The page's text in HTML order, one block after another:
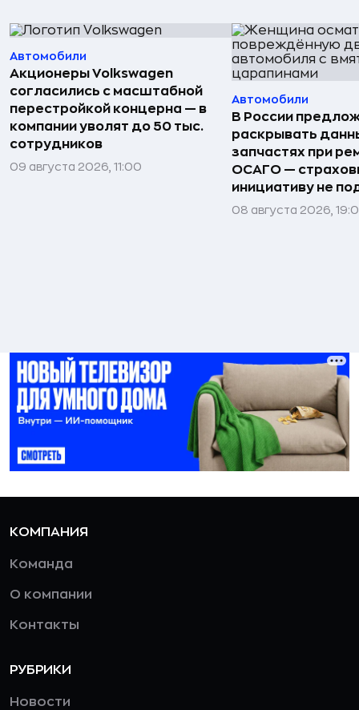
Автомобили
Акционеры Volkswagen
согласились с масштабной
перестройкой концерна — в
компании уволят до 50 тыс.
сотрудников
09 августа 2026, 11:00
Автомобили
В России
раскрывать
запчастях при
ОСАГО —
инициативу не
08 августа 2026,
КОМПАНИЯ
Команда
О компании
Контакты
РУБРИКИ
Новости